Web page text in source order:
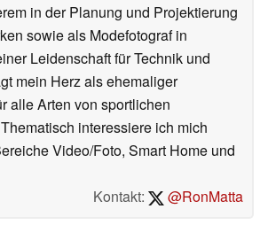
in der Planung und Projektierung
sowie als Modefotograf in
Leidenschaft für Technik und
mein Herz als ehemaliger
alle Arten von sportlichen
interessiere ich mich
Video/Foto, Smart Home und
Kontakt:
@RonMatta